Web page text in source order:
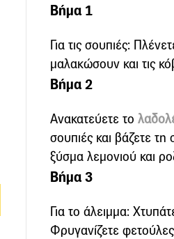
Βήμα 1
Για τις σουπιές:
μαλακώσουν και τις
Βήμα 2
Ανακατεύετε το
σουπιές και βάζετε
ξύσμα λεμονιού και
Βήμα 3
Για το άλειμμα:
Φρυγανίζετε